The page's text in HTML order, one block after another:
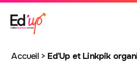
Accueil> Ed’Up et Linkpik